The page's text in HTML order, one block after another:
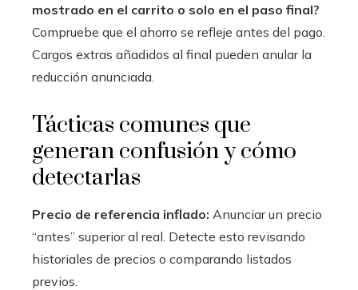
mostrado en el carrito o solo en el paso final?
Compruebe que el ahorro se refleje antes del pago.
Cargos extras añadidos al final pueden anular la
reducción anunciada.
Tácticas comunes que
generan confusión y cómo
detectarlas
Precio de referencia inflado: Anunciar un precio
“antes” superior al real. Detecte esto revisando
historiales de precios o comparando listados
previos.